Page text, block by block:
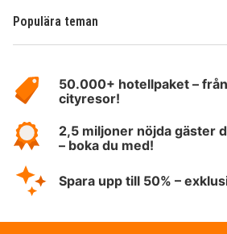
Populära teman
HotelSpecials50.000+ hotellpaket –
cityresor!
2,5 miljoner nöjda gäster
– boka du med!
Spara upp till 50% –